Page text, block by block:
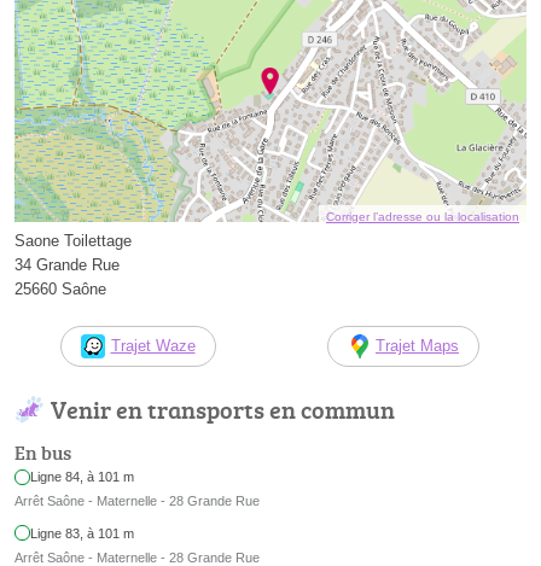
Corriger l’adresse ou la localisation
Saone Toilettage
34 Grande Rue
25660 Saône
Trajet Waze Trajet Maps
Venir en transports en commun
En bus
Ligne 84, à 101 m
Arrêt Saône - Maternelle - 28 Grande Rue
Ligne 83, à 101 m
Arrêt Saône - Maternelle - 28 Grande Rue